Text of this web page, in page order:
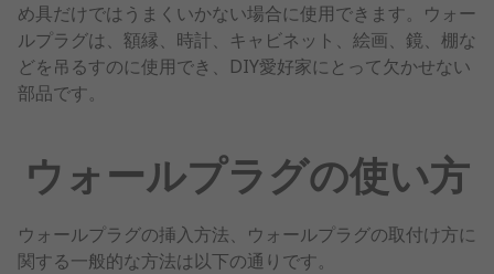
め具だけではうまくいかない場合に使用できます。ウォー
ルプラグは、額縁、時計、キャビネット、絵画、鏡、棚な
どを吊るすのに使用でき、DIY愛好家にとって欠かせない
部品です。
ウォールプラグの使い方
ウォールプラグの挿入方法、ウォールプラグの取付け方に
関する一般的な方法は以下の通りです。